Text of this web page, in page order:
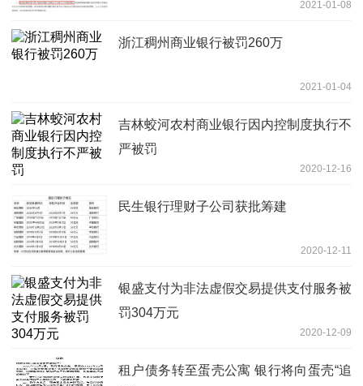
2021-01-08
浙江稠州商业银行被罚260万
2021-01-04
吉林蛟河农村商业银行因内控制度执行不
严被罚
2020-12-16
民生银行理财子公司获批筹建
2020-12-11
银盛支付为非法虚假交易提供支付服务被
罚304万元
2020-12-09
租户债务转至蛋壳公寓 银行将向蛋壳“追